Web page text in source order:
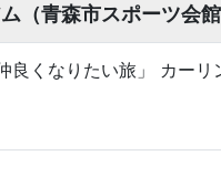
（青森市スポーツ会館
くなりたい旅」 カー